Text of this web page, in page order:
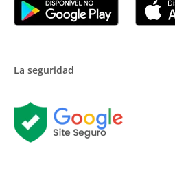
La seguridad